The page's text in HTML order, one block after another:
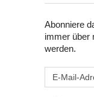
Abonniere
immer über
werden.